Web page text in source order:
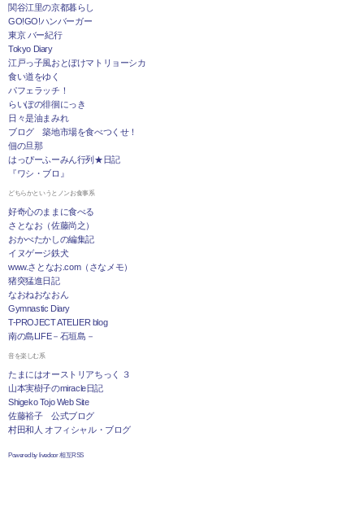
関谷江里の京都暮らし
GO!GO!ハンバーガー
東京 バー紀行
Tokyo Diary
江戸っ子風おとぼけマトリョーシカ
食い道をゆく
パフェラッチ！
らいぽの徘徊にっき
日々是油まみれ
ブログ 築地市場を食べつくせ！
佃の旦那
はっぴーふーみん行列★日記
『ワシ・ブロ』
どちらかというとノンお食事系
好奇心のままに食べる
さとなお（佐藤尚之）
おかべたかしの編集記
イヌゲージ鉄犬
www.さとなお.com（さなメモ）
猪突猛進日記
なおねおなおん
Gymnastic Diary
T-PROJECT ATELIER blog
南の島LIFE－石垣島－
音を楽しむ系
たまにはオーストリアちっく ３
山本実樹子のmiracle日記
Shigeko Tojo Web Site
佐藤裕子 公式ブログ
村田和人 オフィシャル・ブログ
Powered by livedoor 相互RSS